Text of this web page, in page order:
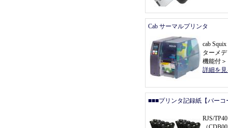
Cab サーマルプリンタ
cab
ターメ
機能付
詳細を
■■■プリンタ記録紙【バー
RJS/